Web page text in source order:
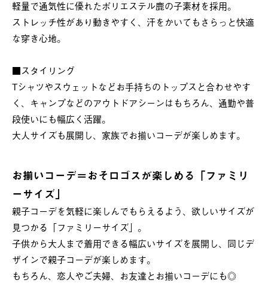
軽量で通気性に優れたポリエステル鹿の子素材を採用。
ストレッチ性があり動きやすく、汗をかいてもさらっと快適
な穿き心地。
■スタイリング
Tシャツやスウェットなどお手持ちのトップスと合わせやす
く、キャンプなどのアウトドアシーンはもちろん、通勤や普
段使いにも幅広く活躍。
大人サイズも展開し、家族でお揃いコーデが楽しめます。
お揃いコーデ＝おそロゴスが楽しめる「ファミリ
ーサイズ」
親子コーデを気軽に楽しんでもらえるよう、欲しいサイズが
見つかる「ファミリーサイズ」。
子供から大人まで着用できる幅広いサイズを展開し、同じデ
ザインで親子コーデが楽しめます。
もちろん、恋人やご夫婦、お友達とお揃いコーデにも◎